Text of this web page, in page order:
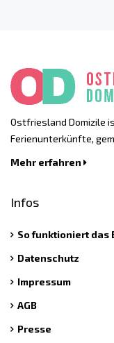
Ostfriesland Domizile
Ferienunterkünfte,
Mehr erfahren
Infos
So funktioniert das
Datenschutz
Impressum
AGB
Presse